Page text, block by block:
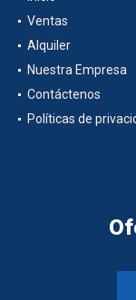
Ventas
Alquiler
Nuestra Empresa
Contáctenos
Políticas de